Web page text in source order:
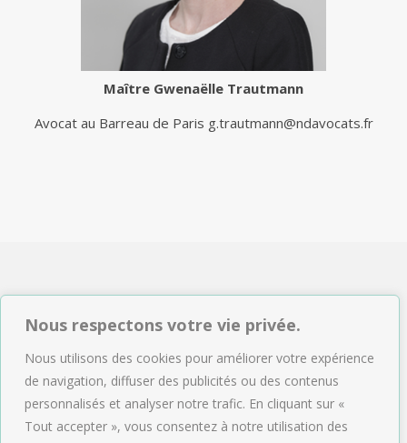
Nous respectons votre vie privée.
Nous utilisons des cookies pour améliorer votre expérience
de navigation, diffuser des publicités ou des contenus
personnalisés et analyser notre trafic. En cliquant sur «
Tout accepter », vous consentez à notre utilisation des
Maître Gwenaëlle Trautmann
Avocat au Barreau de Paris g.trautmann@ndavocats.fr
NDAVOCATS Associés
Tél : 01.47.04.09.43
Email :accueil@ndavocats.fr